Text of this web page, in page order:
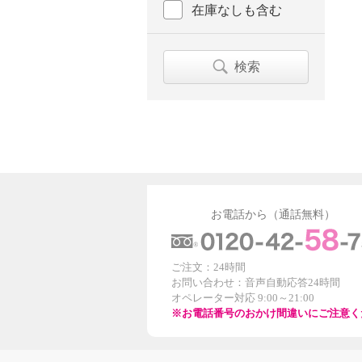
在庫なしも含む
検索
お電話から（通話無料）
ご注文：24時間
お問い合わせ：音声自動応答24時間
オペレーター対応 9:00～21:00
※お電話番号のおかけ間違いにご注意